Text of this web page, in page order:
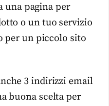
una pagina per
o un tuo servizio
per un piccolo sito
3 indirizzi email
buona scelta per